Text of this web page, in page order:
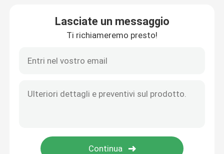
Lasciate un messaggio
Ti richiameremo presto!